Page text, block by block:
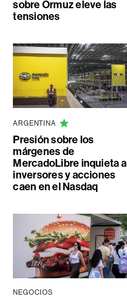
sobre Ormuz eleve las
tensiones
ARGENTINA
Presión sobre los
márgenes de
MercadoLibre inquieta a
inversores y acciones
caen en el Nasdaq
NEGOCIOS